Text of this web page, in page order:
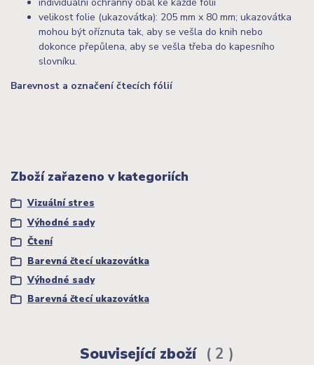
velikost folie (ukazovátka): 205 mm x 80 mm; ukazovátka
mohou být oříznuta tak, aby se vešla do knih nebo
dokonce přepůlena, aby se vešla třeba do kapesního
slovníku.
Barevnost a označení čtecích fólií
Zboží zařazeno v kategoriích
Vizuální stres
Výhodné sady
Čtení
Barevná čtecí ukazovátka
Výhodné sady
Barevná čtecí ukazovátka
Související zboží 2